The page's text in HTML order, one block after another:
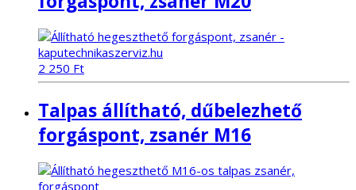
2 250 Ft
Talpas állítható, dűbelezhető
forgáspont, zsanér M16